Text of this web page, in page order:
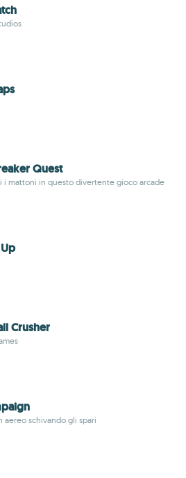
Quest
i mattoni in questo divertente gioco arcade
Crusher
aereo schivando gli spari